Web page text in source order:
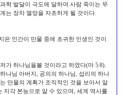
학 발달이 극도에 달하여 사람 죽이는 무
는 장차 멸망을 자초하게 될 것이다.
은 인간이 만물 중에 초귀한 인생인 것이
가 하나님을볼 것이라고 하였다(마 5:8).
나님 아버지, 공의의 하나님, 섭리의 하나
만물의 계획가 조직적인 것을 보아서 알
지각 본능으로 알 수 있으며, 세계 역사를